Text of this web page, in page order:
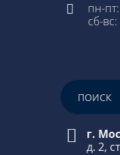
пн-
сб-
г.
д. 2,